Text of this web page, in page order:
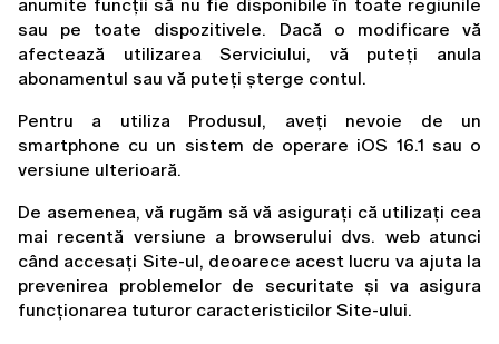
anumite funcții să nu fie disponibile în toate regiunile
sau pe toate dispozitivele. Dacă o modificare vă
afectează utilizarea Serviciului, vă puteți anula
abonamentul sau vă puteți șterge contul.
Pentru a utiliza Produsul, aveți nevoie de un
smartphone cu un sistem de operare iOS 16.1 sau o
versiune ulterioară.
De asemenea, vă rugăm să vă asigurați că utilizați cea
mai recentă versiune a browserului dvs. web atunci
când accesați Site-ul, deoarece acest lucru va ajuta la
prevenirea problemelor de securitate și va asigura
funcționarea tuturor caracteristicilor Site-ului.